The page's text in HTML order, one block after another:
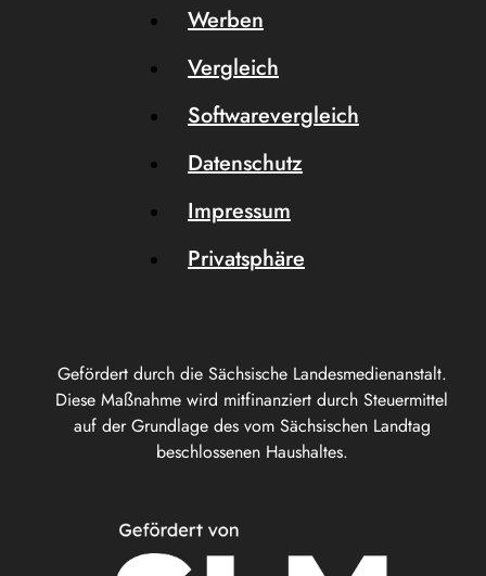
Gefördert durch die Sächsische Landesmedienanstalt.
Diese Maßnahme wird mitfinanziert durch Steuermittel
auf der Grundlage des vom Sächsischen Landtag
beschlossenen Haushaltes.
Werben
Vergleich
Softwarevergleich
Datenschutz
Impressum
Privatsphäre